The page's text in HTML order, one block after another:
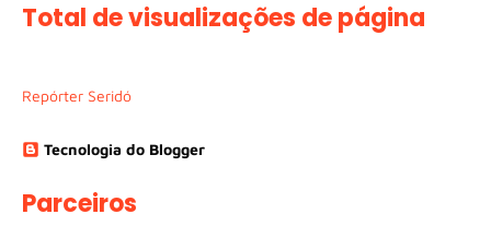
Total de visualizações de página
Repórter Seridó
Tecnologia do Blogger
Parceiros